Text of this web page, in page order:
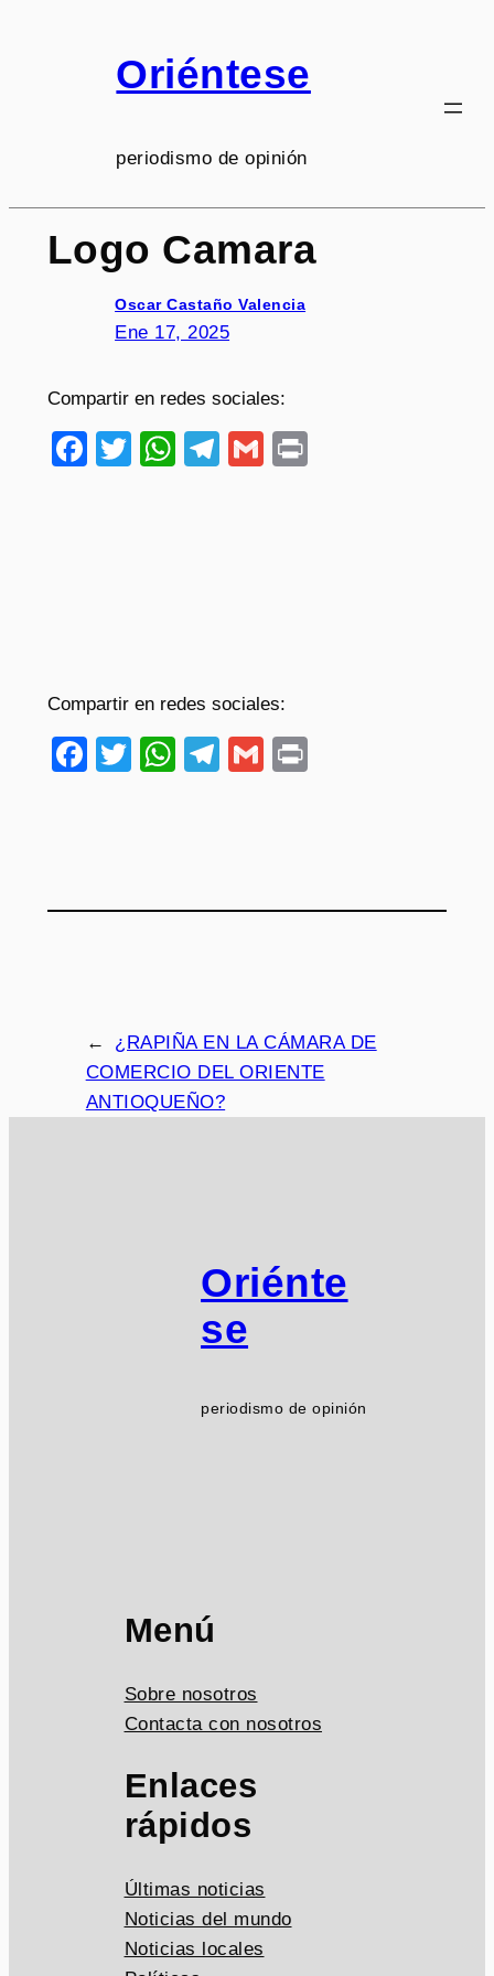
Oriéntese
periodismo de opinión
Logo Camara
Oscar Castaño Valencia
Ene 17, 2025
Compartir en redes sociales:
Facebook
TwitterWhatsApp
Telegram
Gmail
Compartir en redes sociales:
Facebook
TwitterWhatsApp
Telegram
Gmail
←
¿RAPIÑA EN LA CÁMARA DE
COMERCIO DEL ORIENTE
ANTIOQUEÑO?
Oriénte
se
periodismo de opinión
Menú
Sobre nosotros
Contacta con nosotros
Enlaces
rápidos
Últimas noticias
Noticias del mundo
Noticias locales